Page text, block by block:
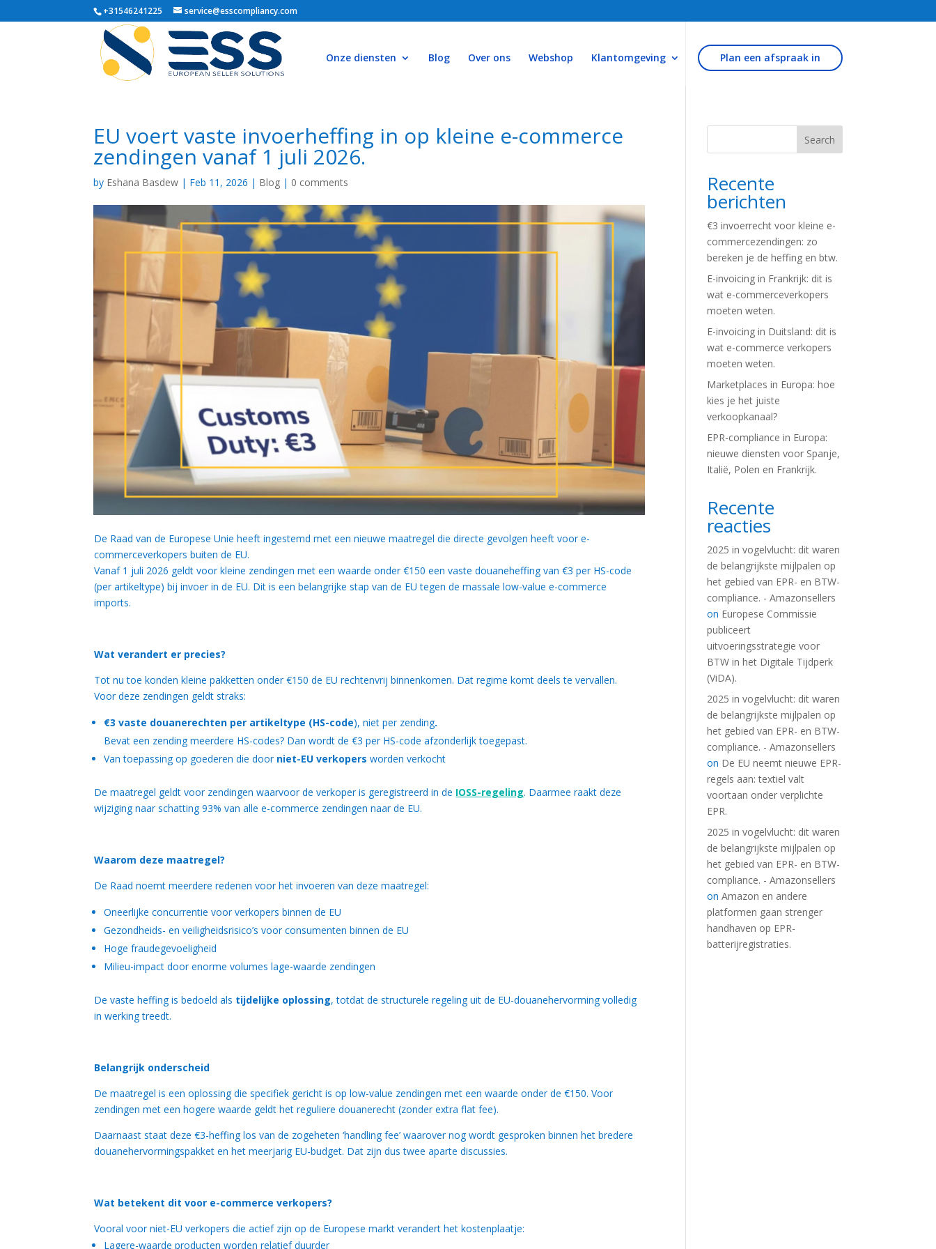
+31546241225 service@esscompliancy.com
Onze diensten Blog Over ons Webshop Klantomgeving Plan een afspraak in
EU voert vaste invoerheffing in op kleine e-commerce
zendingen vanaf 1 juli 2026.
by Eshana Basdew | Feb 11, 2026 | Blog | 0 comments
De Raad van de Europese Unie heeft ingestemd met een nieuwe maatregel die directe gevolgen heeft voor e-
commerceverkopers buiten de EU.
Vanaf 1 juli 2026 geldt voor kleine zendingen met een waarde onder €150 een vaste douaneheffing van €3 per HS-code
(per artikeltype) bij invoer in de EU. Dit is een belangrijke stap van de EU tegen de massale low-value e-commerce
imports.
Wat verandert er precies?
Tot nu toe konden kleine pakketten onder €150 de EU rechtenvrij binnenkomen. Dat regime komt deels te vervallen.
Voor deze zendingen geldt straks:
€3 vaste douanerechten per artikeltype (HS-code), niet per zending.
Bevat een zending meerdere HS-codes? Dan wordt de €3 per HS-code afzonderlijk toegepast.
Van toepassing op goederen die door niet-EU verkopers worden verkocht
De maatregel geldt voor zendingen waarvoor de verkoper is geregistreerd in de IOSS-regeling. Daarmee raakt deze
wijziging naar schatting 93% van alle e-commerce zendingen naar de EU.
Waarom deze maatregel?
De Raad noemt meerdere redenen voor het invoeren van deze maatregel:
Oneerlijke concurrentie voor verkopers binnen de EU
Gezondheids- en veiligheidsrisico’s voor consumenten binnen de EU
Hoge fraudegevoeligheid
Milieu-impact door enorme volumes lage-waarde zendingen
De vaste heffing is bedoeld als tijdelijke oplossing, totdat de structurele regeling uit de EU-douanehervorming volledig
in werking treedt.
Belangrijk onderscheid
De maatregel is een oplossing die specifiek gericht is op low-value zendingen met een waarde onder de €150. Voor
zendingen met een hogere waarde geldt het reguliere douanerecht (zonder extra flat fee).
Daarnaast staat deze €3-heffing los van de zogeheten ‘handling fee’ waarover nog wordt gesproken binnen het bredere
douanehervormingspakket en het meerjarig EU-budget. Dat zijn dus twee aparte discussies.
Wat betekent dit voor e-commerce verkopers?
Vooral voor niet-EU verkopers die actief zijn op de Europese markt verandert het kostenplaatje:
Lagere-waarde producten worden relatief duurder
Search
Recente
berichten
€3 invoerrecht voor kleine e-
commercezendingen: zo
bereken je de heffing en btw.
E-invoicing in Frankrijk: dit is
wat e-commerceverkopers
moeten weten.
E-invoicing in Duitsland: dit is
wat e-commerce verkopers
moeten weten.
Marketplaces in Europa: hoe
kies je het juiste
verkoopkanaal?
EPR-compliance in Europa:
nieuwe diensten voor Spanje,
Italië, Polen en Frankrijk.
Recente
reacties
2025 in vogelvlucht: dit waren
de belangrijkste mijlpalen op
het gebied van EPR- en BTW-
compliance. - Amazonsellers
on Europese Commissie
publiceert
uitvoeringsstrategie voor
BTW in het Digitale Tijdperk
(ViDA).
2025 in vogelvlucht: dit waren
de belangrijkste mijlpalen op
het gebied van EPR- en BTW-
compliance. - Amazonsellers
on De EU neemt nieuwe EPR-
regels aan: textiel valt
voortaan onder verplichte
EPR.
2025 in vogelvlucht: dit waren
de belangrijkste mijlpalen op
het gebied van EPR- en BTW-
compliance. - Amazonsellers
onAmazon en andere
platformen gaan strenger
handhaven op EPR-
batterijregistraties.